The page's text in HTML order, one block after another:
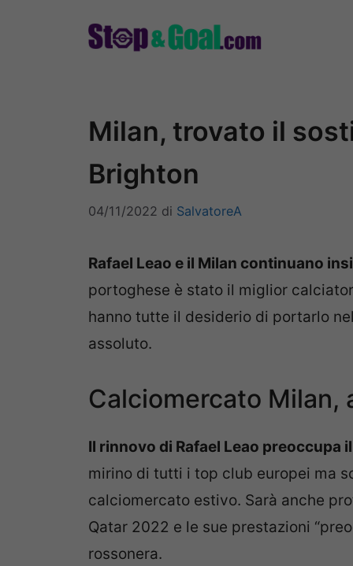
Milan, trovato il
Brighton
04/11/2022 di SalvatoreA
Rafael Leao e il Milan continuano
portoghese è stato il miglior
hanno tutte il desiderio di portarlo
assoluto.
Calciomercato Milan,
Il rinnovo di Rafael Leao preoccupa
mirino di tutti i top club europei ma
calciomercato estivo. Sarà anche
Qatar 2022 e le sue prestazioni
rossonera.